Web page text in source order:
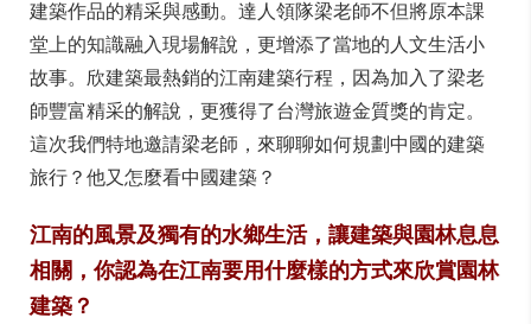
建築作品的精采與感動。達人領隊梁老師不但將原本課
堂上的知識融入現場解說，更增添了當地的人文生活小
故事。欣建築最熱銷的江南建築行程，因為加入了梁老
師豐富精采的解說，更獲得了台灣旅遊金質獎的肯定。
這次我們特地邀請梁老師，來聊聊如何規劃中國的建築
旅行？他又怎麼看中國建築？
江南的風景及獨有的水鄉生活，讓建築與園林息息
相關，你認為在江南要用什麼樣的方式來欣賞園林
建築？